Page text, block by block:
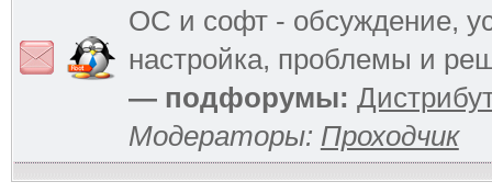
ОС и софт - обсуждение,
настройка, проблемы и
— подфорумы:
Модераторы: Проходчик